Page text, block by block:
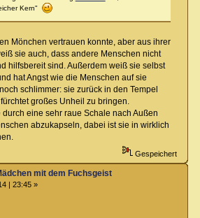
Kern"
Mönchen vertrauen konnte, aber aus ihrer
sie auch, dass andere Menschen nicht
hilfsbereit sind. Außerdem weiß sie selbst
hat Angst wie die Menschen auf sie
schlimmer: sie zurück in den Tempel
großes Unheil zu bringen.
durch eine sehr raue Schale nach Außen
abzukapseln, dabei ist sie in wirklich
Gespeichert
mit dem Fuchsgeist
| 23:45 »